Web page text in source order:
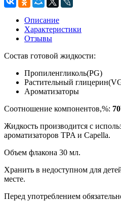
Описание
Характеристики
Отзывы
Состав готовой жидкости:
Пропиленгликоль(PG)
Растительный
Ароматизаторы
Соотношение компонентов,%:
Жидкость производится с
ароматизаторов TPA и Capella.
Объем флакона 30 мл.
Хранить в недоступном для
месте.
Перед употреблением